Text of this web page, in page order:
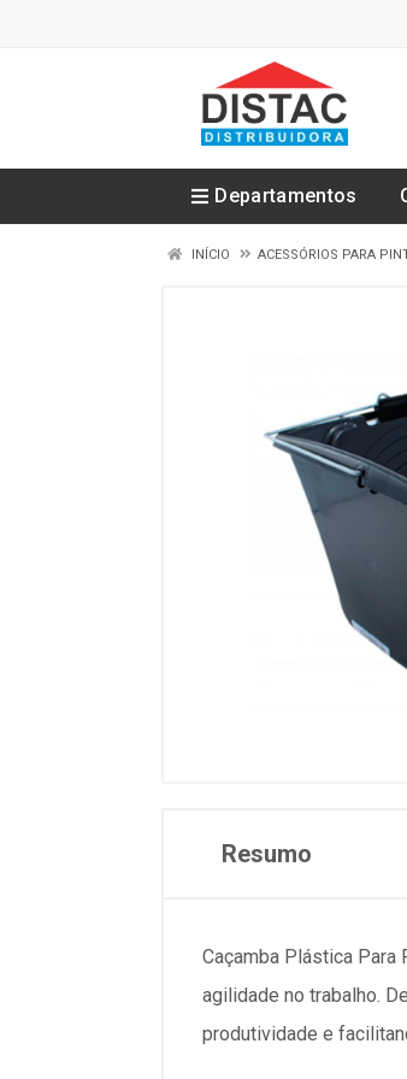
Departamentos
INÍCIO ACESSÓRIOS PARA
Resumo
Caçamba Plástica
agilidade no trabalho.
produtividade e